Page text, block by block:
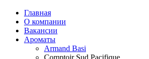
Главная
О компании
Вакансии
Ароматы
Armand Basi
Comptoir Sud Pacifique